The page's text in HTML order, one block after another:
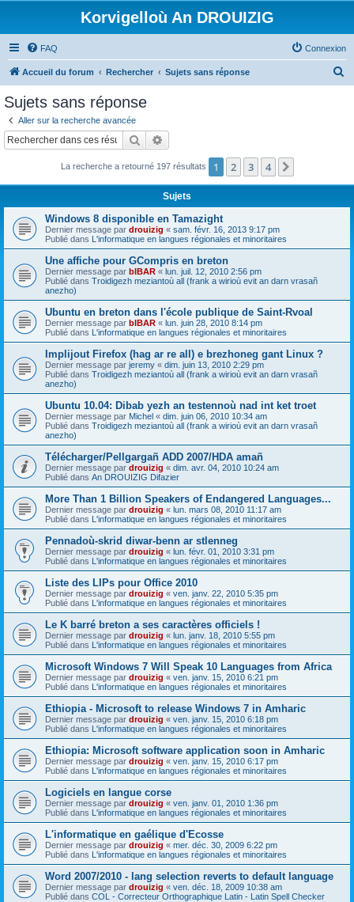
Korvigelloù An DROUIZIG
FAQ Connexion
Accueil du forum Rechercher Sujets sans réponse
c
Sujets sans réponse
Aller sur la recherche avancée
Rechercher
La recherche a retourné 197 résultats 1 2 3 4
Sujets
Windows 8 disponible en Tamazight
Dernier message par drouizig « sam. févr. 16, 2013 9:17 pm
Publié dans L'informatique en langues régionales et minoritaires
Une affiche pour GCompris en breton
Dernier message par bIBAR « lun. juil. 12, 2010 2:56 pm
Publié dans Troidigezh meziantoù all (frank a wirioù evit an darn vrasañ
anezho)
Ubuntu en breton dans l'école publique de Saint-Rvoal
Dernier message par bIBAR « lun. juin 28, 2010 8:14 pm
Publié dans L'informatique en langues régionales et minoritaires
Implijout Firefox (hag ar re all) e brezhoneg gant Linux ?
Dernier message par jeremy « dim. juin 13, 2010 2:29 pm
Publié dans Troidigezh meziantoù all (frank a wirioù evit an darn vrasañ
anezho)
Ubuntu 10.04: Dibab yezh an testennoù nad int ket troet
Dernier message par Michel « dim. juin 06, 2010 10:34 am
Publié dans Troidigezh meziantoù all (frank a wirioù evit an darn vrasañ
anezho)
Télécharger/Pellgargañ ADD 2007/HDA amañ
Dernier message par drouizig « dim. avr. 04, 2010 10:24 am
Publié dans An DROUIZIG Difazier
More Than 1 Billion Speakers of Endangered Languages...
Dernier message par drouizig « lun. mars 08, 2010 11:17 am
Publié dans L'informatique en langues régionales et minoritaires
Pennadoù-skrid diwar-benn ar stlenneg
Dernier message par drouizig « lun. févr. 01, 2010 3:31 pm
Publié dans L'informatique en langues régionales et minoritaires
Liste des LIPs pour Office 2010
Dernier message par drouizig « ven. janv. 22, 2010 5:35 pm
Publié dans L'informatique en langues régionales et minoritaires
Le K barré breton a ses caractères officiels !
Dernier message par drouizig « lun. janv. 18, 2010 5:55 pm
Publié dans L'informatique en langues régionales et minoritaires
Microsoft Windows 7 Will Speak 10 Languages from Africa
Dernier message par drouizig « ven. janv. 15, 2010 6:21 pm
Publié dans L'informatique en langues régionales et minoritaires
Ethiopia - Microsoft to release Windows 7 in Amharic
Dernier message par drouizig « ven. janv. 15, 2010 6:18 pm
Publié dans L'informatique en langues régionales et minoritaires
Ethiopia: Microsoft software application soon in Amharic
Dernier message par drouizig « ven. janv. 15, 2010 6:17 pm
Publié dans L'informatique en langues régionales et minoritaires
Logiciels en langue corse
Dernier message par drouizig « ven. janv. 01, 2010 1:36 pm
Publié dans L'informatique en langues régionales et minoritaires
L'informatique en gaélique d'Ecosse
Dernier message par drouizig « mer. déc. 30, 2009 6:22 pm
Publié dans L'informatique en langues régionales et minoritaires
Word 2007/2010 - lang selection reverts to default language
Dernier message par drouizig « ven. déc. 18, 2009 10:38 am
Publié dans COL - Correcteur Orthographique Latin - Latin Spell Checker